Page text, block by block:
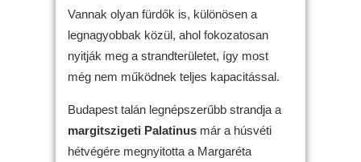
Vannak olyan fürdők is, különösen a
legnagyobbak közül, ahol fokozatosan
nyitják meg a strandterületet, így most
még nem működnek teljes kapacitással.
Budapest talán legnépszerűbb strandja a
margitszigeti Palatinus már a húsvéti
hétvégére megnyitotta a Margaréta